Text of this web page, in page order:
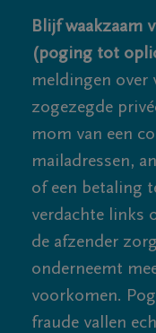
Blijf waakzaam
(poging tot
meldingen over
zogezegde
mom van een
mailadressen,
of een betaling
verdachte links
de afzender
onderneemt
voorkomen.
fraude vallen